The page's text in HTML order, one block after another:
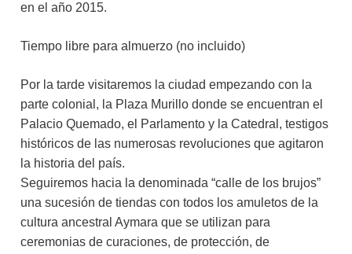
en el año 2015.
Tiempo libre para almuerzo (no incluido)
Por la tarde visitaremos la ciudad empezando con la
parte colonial, la Plaza Murillo donde se encuentran el
Palacio Quemado, el Parlamento y la Catedral, testigos
históricos de las numerosas revoluciones que agitaron
la historia del país.
Seguiremos hacia la denominada “calle de los brujos”
una sucesión de tiendas con todos los amuletos de la
cultura ancestral Aymara que se utilizan para
ceremonias de curaciones, de protección, de